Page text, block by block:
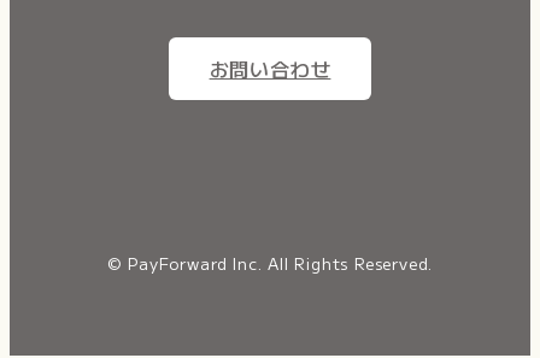
お問い合わせ
© PayForward Inc. All Rights Reserved.